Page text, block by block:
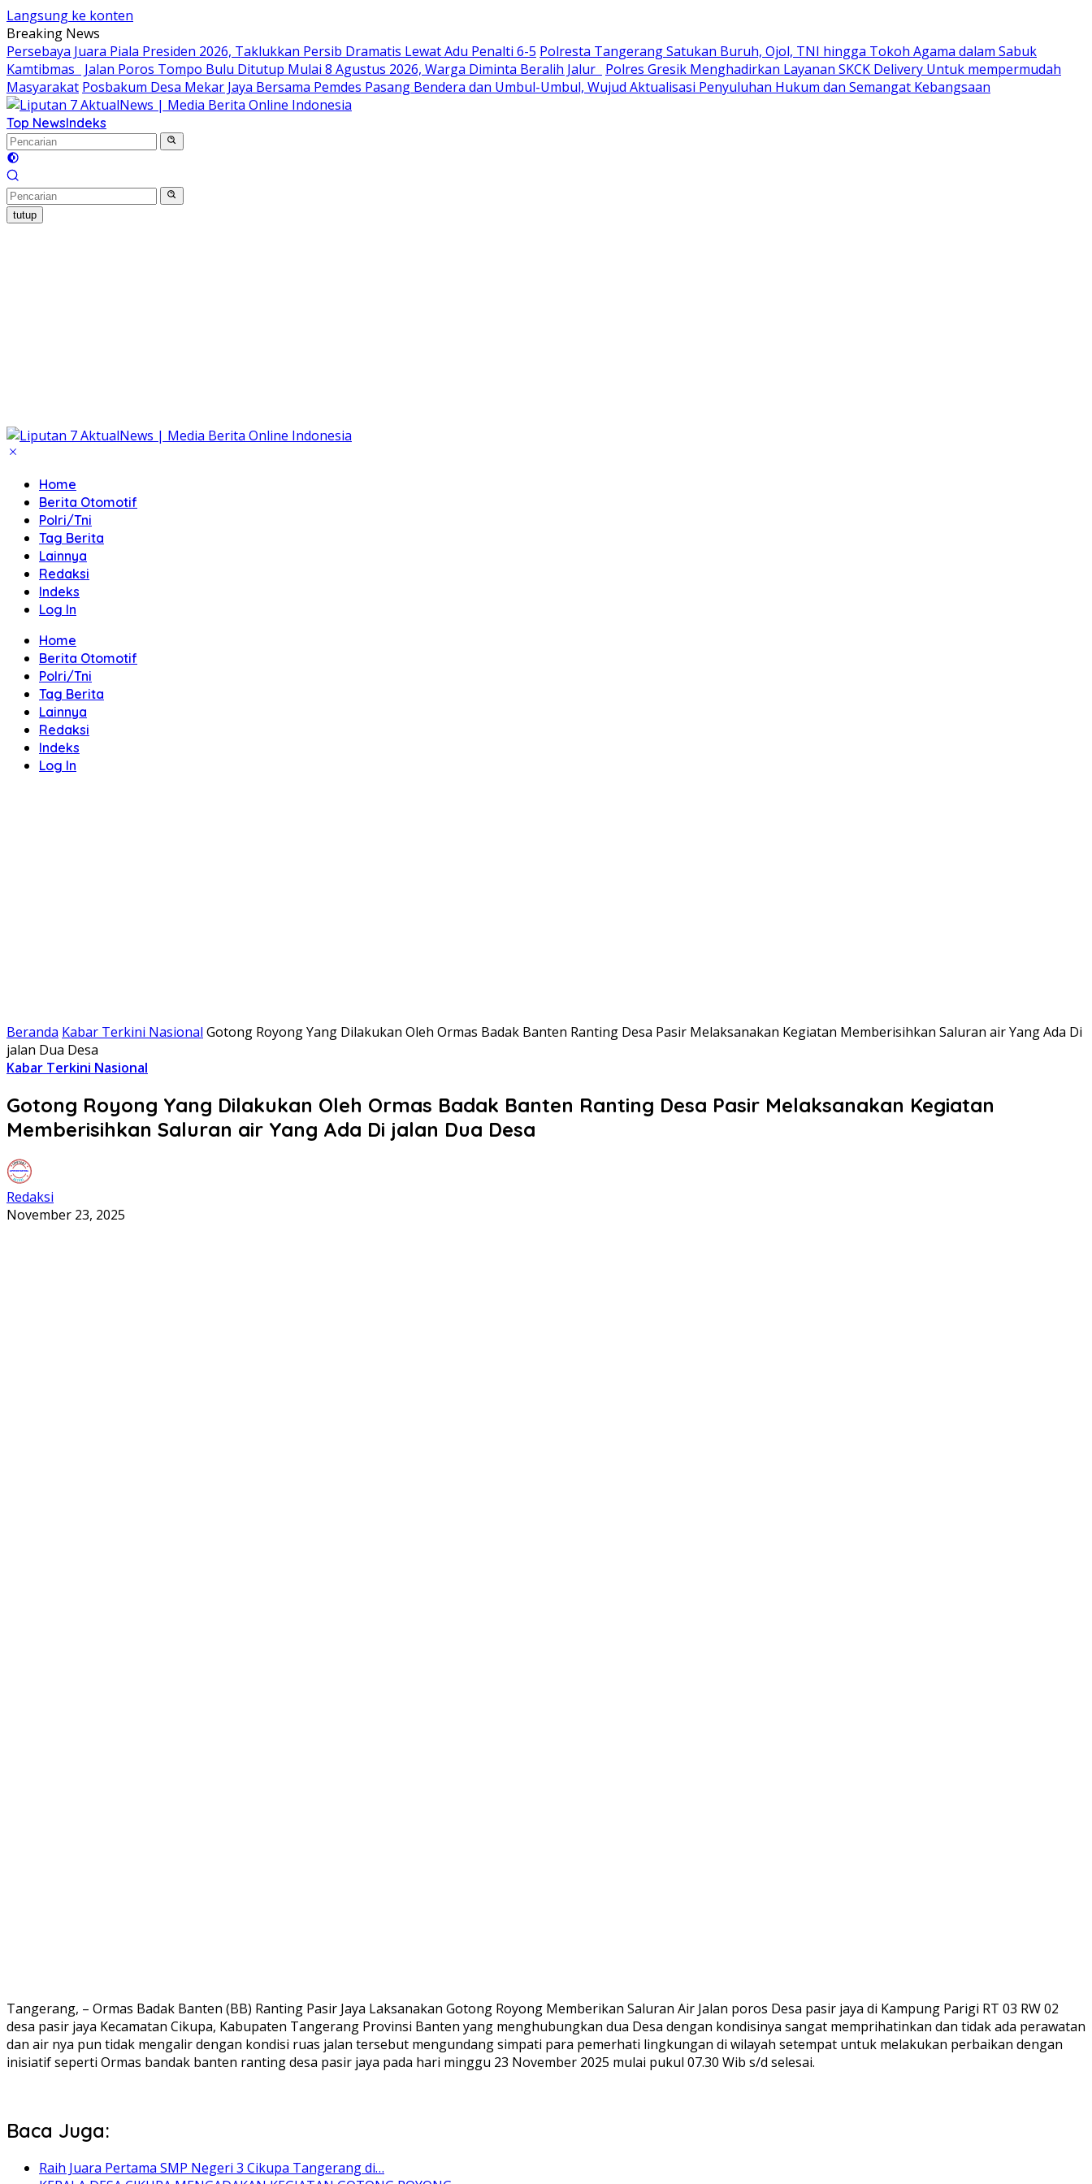
Langsung ke konten
Breaking News
Persebaya Juara Piala Presiden 2026, Taklukkan Persib Dramatis Lewat Adu Penalti 6-5 Polresta Tangerang Satukan Buruh, Ojol, TNI hingga Tokoh Agama dalam Sabuk
Kamtibmas
Jalan Poros Tompo Bulu Ditutup Mulai 8 Agustus 2026, Warga Diminta Beralih Jalur Polres Gresik Menghadirkan Layanan SKCK Delivery Untuk mempermudah
Masyarakat Posbakum Desa Mekar Jaya Bersama Pemdes Pasang Bendera dan Umbul-Umbul, Wujud Aktualisasi Penyuluhan Hukum dan Semangat Kebangsaan
Top NewsIndeks
tutup
Home
Berita Otomotif
Polri/Tni
Tag Berita
Lainnya
Redaksi
Indeks
Log In
Home
Berita Otomotif
Polri/Tni
Tag Berita
Lainnya
Redaksi
Indeks
Log In
Beranda Kabar Terkini Nasional Gotong Royong Yang Dilakukan Oleh Ormas Badak Banten Ranting Desa Pasir Melaksanakan Kegiatan Memberisihkan Saluran air Yang Ada Di
jalan Dua Desa
Kabar Terkini Nasional
Gotong Royong Yang Dilakukan Oleh Ormas Badak Banten Ranting Desa Pasir Melaksanakan Kegiatan
Memberisihkan Saluran air Yang Ada Di jalan Dua Desa
Redaksi
November 23, 2025
Tangerang, – Ormas Badak Banten (BB) Ranting Pasir Jaya Laksanakan Gotong Royong Memberikan Saluran Air Jalan poros Desa pasir jaya di Kampung Parigi RT 03 RW 02
desa pasir jaya Kecamatan Cikupa, Kabupaten Tangerang Provinsi Banten yang menghubungkan dua Desa dengan kondisinya sangat memprihatinkan dan tidak ada perawatan
dan air nya pun tidak mengalir dengan kondisi ruas jalan tersebut mengundang simpati para pemerhati lingkungan di wilayah setempat untuk melakukan perbaikan dengan
inisiatif seperti Ormas bandak banten ranting desa pasir jaya pada hari minggu 23 November 2025 mulai pukul 07.30 Wib s/d selesai.
Baca Juga:
Raih Juara Pertama SMP Negeri 3 Cikupa Tangerang di…